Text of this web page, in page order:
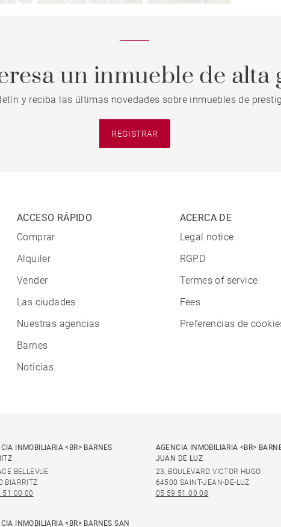
un inmueble de alta
y reciba las últimas novedades sobre inmuebles de
REGISTRAR
ACCESO RÁPIDO
Comprar
Alquiler
Vender
Las ciudades
Nuestras agencias
Barnes
Noticias
ACERCA DE
Legal notice
RGPD
Termes of service
Fees
Preferencias de
INMOBILIARIA <BR> BARNES
BELLEVUE
BIARRITZ
51 00 00
AGENCIA INMOBILIARIA <BR>
JUAN DE LUZ
23, BOULEVARD VICTOR HUGO
64500 SAINT-JEAN-DE-LUZ
05 59 51 00 08
INMOBILIARIA <BR> BARNES SAN